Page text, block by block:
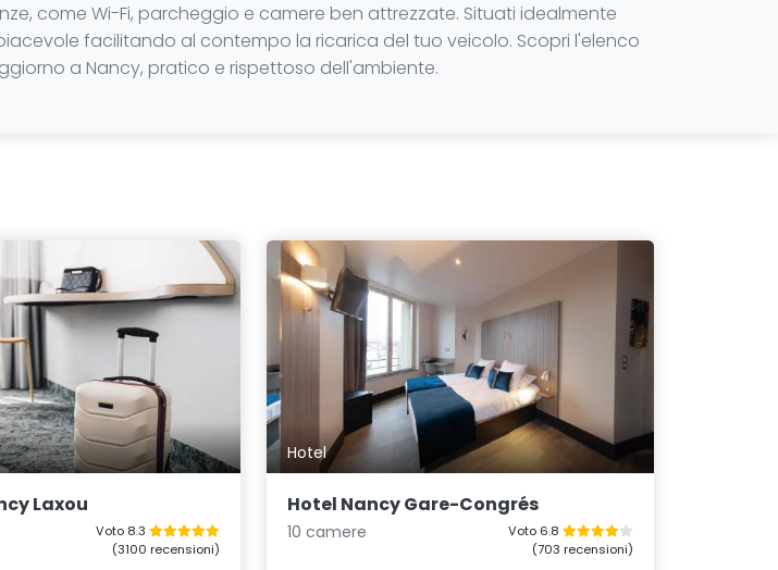
come Wi-Fi, parcheggio e camere ben attrezzate. Situati idealmente
facilitando al contempo la ricarica del tuo veicolo. Scopri l'elenco
a Nancy, pratico e rispettoso dell'ambiente.
Laxou
Voto 8.3
(3100 recensioni)
Hotel
Hotel Nancy Gare-Congrés
10 camere
Voto 6.8
(703 recensioni)